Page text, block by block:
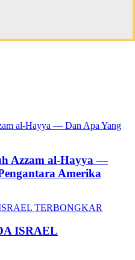
Azzam al-Hayya —
Amerika
ISRAEL